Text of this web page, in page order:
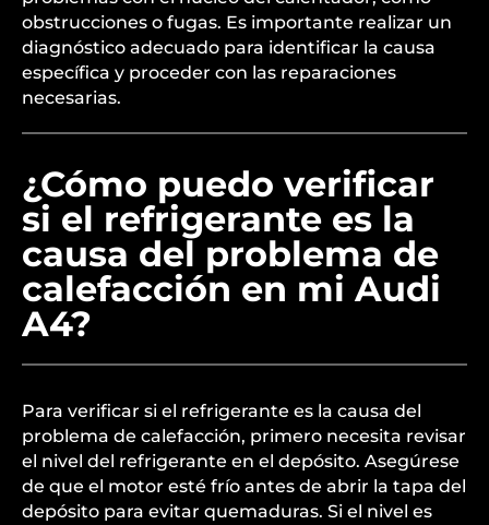
obstrucciones o fugas. Es importante realizar un
diagnóstico adecuado para identificar la causa
específica y proceder con las reparaciones
necesarias.
¿Cómo puedo verificar
si el refrigerante es la
causa del problema de
calefacción en mi Audi
A4?
Para verificar si el refrigerante es la causa del
problema de calefacción, primero necesita revisar
el nivel del refrigerante en el depósito. Asegúrese
de que el motor esté frío antes de abrir la tapa del
depósito para evitar quemaduras. Si el nivel es